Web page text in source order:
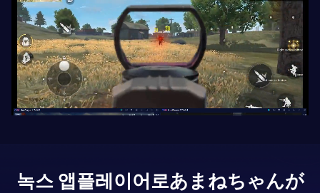
녹스 앱플레이어로あまねちゃんが